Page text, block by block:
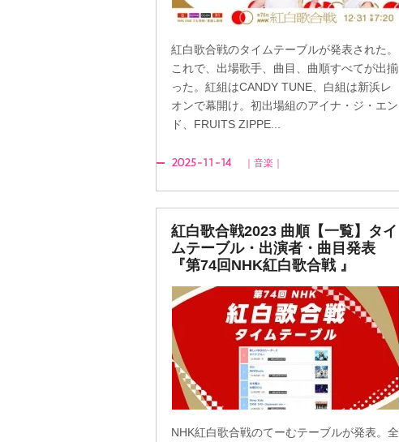
紅白歌合戦のタイムテーブルが発表された。
これで、出場歌手、曲目、曲順すべてが出揃
った。紅組はCANDY TUNE、白組は新浜レ
オンで幕開け。初出場組のアイナ・ジ・エン
ド、FRUITS ZIPPE...
2025-11-14 ｜音楽｜
紅白歌合戦2023 曲順【一覧】タイ
ムテーブル・出演者・曲目発表
『第74回NHK紅白歌合戦 』
NHK紅白歌合戦のてーむテーブルが発表。全